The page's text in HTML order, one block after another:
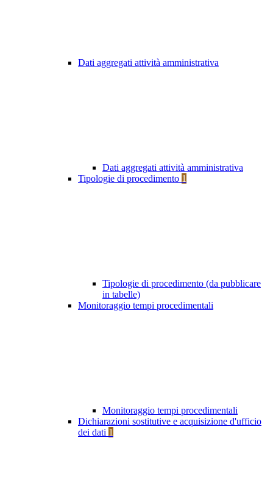
Dati aggregati attività amministrativa
Dati aggregati attività amministrativa
Tipologie di procedimento 1
Tipologie di procedimento (da pubblicare
in tabelle)
Monitoraggio tempi procedimentali
Monitoraggio tempi procedimentali
Dichiarazioni sostitutive e acquisizione d'ufficio
dei dati 1